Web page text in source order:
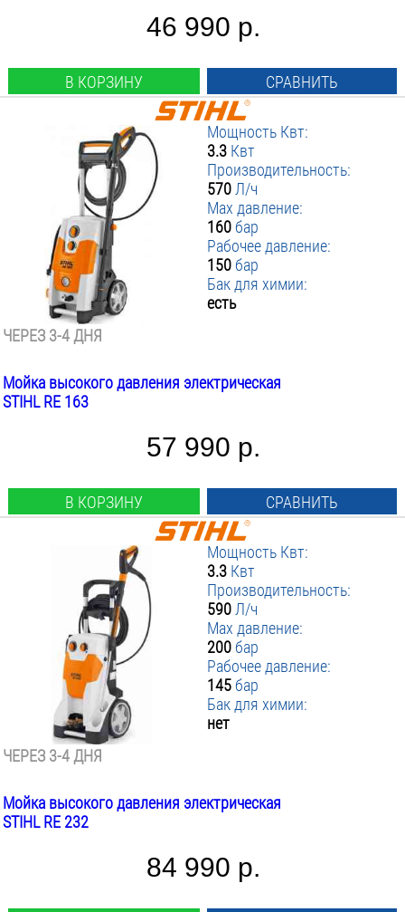
46 990 р.
В КОРЗИНУ СРАВНИТЬ
Мощность Квт:
3.3 Квт
Производительность:
570 Л/ч
Max давление:
160бар
Рабочее давление:
150бар
Бак для химии:
есть
ЧЕРЕЗ 3-4 ДНЯ
Мойка высокого давления электрическая
STIHL RE 163
57 990 р.
В КОРЗИНУ СРАВНИТЬ
Мощность Квт:
3.3 Квт
Производительность:
590 Л/ч
Max давление:
200бар
Рабочее давление:
145бар
Бак для химии:
нет
ЧЕРЕЗ 3-4 ДНЯ
Мойка высокого давления электрическая
STIHL RE 232
84 990 р.